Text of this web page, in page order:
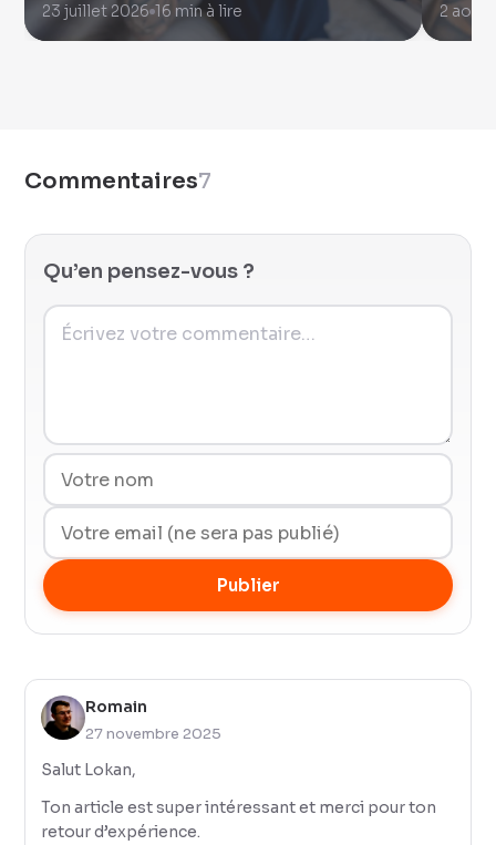
23 juillet 2026 16 min à lire 2 août
Commentaires7
Qu’en pensez-vous ?
Publier
Romain
27 novembre 2025
Salut Lokan,
Ton article est super intéressant et merci pour ton
retour d’expérience.